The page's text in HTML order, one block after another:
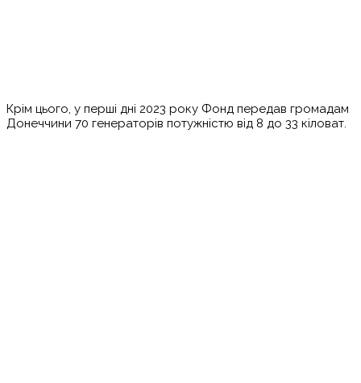
Крім цього, у перші дні 2023 року Фонд передав громадам
Донеччини 70 генераторів потужністю від 8 до 33 кіловат.